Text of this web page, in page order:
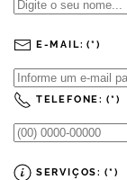
E-MAIL: (*)
TELEFONE: (*)
SERVIÇOS: (*)